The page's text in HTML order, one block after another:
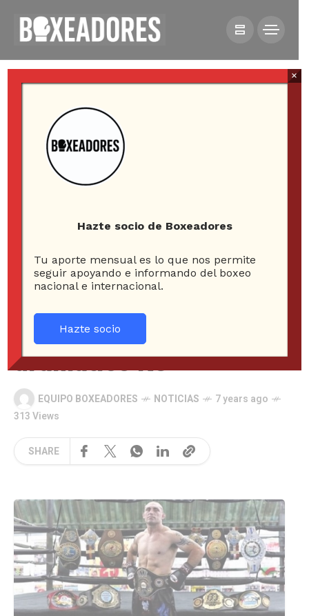
NOTICIAS
EN COMA TRAS DRAMÁTICO KO
Muere Christian Daghio
luego de permanecer
en coma tras
dramático KO
EQUIPO BOXEADORES NOTICIAS
7 years ago
313 Views
SHARE
Hazte socio de Boxeadores
Tu aporte mensual es lo que nos permite
seguir apoyando e informando del boxeo
nacional e internacional.
Hazte socio
×